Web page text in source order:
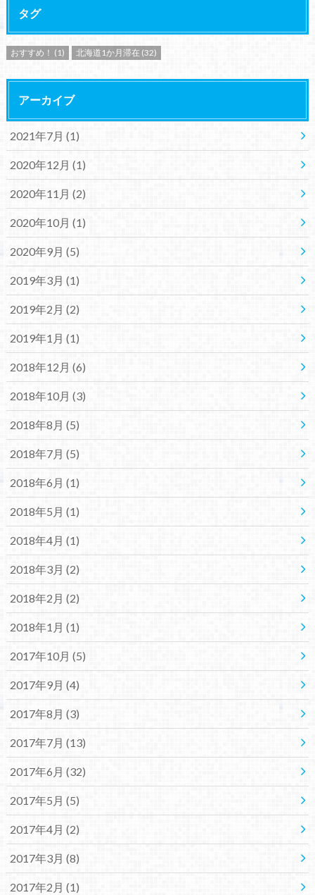
タグ
おすすめ！ (1) 北海道1か月滞在 (32)
アーカイブ
2021年7月 (1)
2020年12月 (1)
2020年11月 (2)
2020年10月 (1)
2020年9月 (5)
2019年3月 (1)
2019年2月 (2)
2019年1月 (1)
2018年12月 (6)
2018年10月 (3)
2018年8月 (5)
2018年7月 (5)
2018年6月 (1)
2018年5月 (1)
2018年4月 (1)
2018年3月 (2)
2018年2月 (2)
2018年1月 (1)
2017年10月 (5)
2017年9月 (4)
2017年8月 (3)
2017年7月 (13)
2017年6月 (32)
2017年5月 (5)
2017年4月 (2)
2017年3月 (8)
2017年2月 (1)